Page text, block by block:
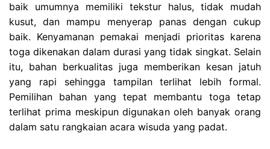
baik umumnya memiliki tekstur halus, tidak mudah
kusut, dan mampu menyerap panas dengan cukup
baik. Kenyamanan pemakai menjadi prioritas karena
toga dikenakan dalam durasi yang tidak singkat. Selain
itu, bahan berkualitas juga memberikan kesan jatuh
yang rapi sehingga tampilan terlihat lebih formal.
Pemilihan bahan yang tepat membantu toga tetap
terlihat prima meskipun digunakan oleh banyak orang
dalam satu rangkaian acara wisuda yang padat.